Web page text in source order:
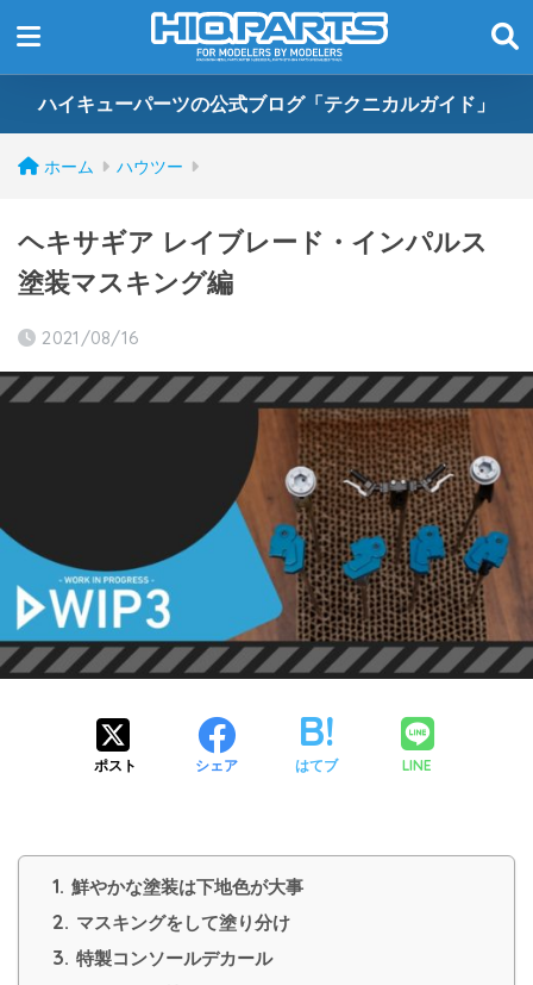
ハイキューパーツの公式ブログ「テクニカルガイド」
ホーム ハウツー
ヘキサギア レイブレード・インパルス
塗装マスキング編
2021/08/16
ポスト シェア はてブ LINE
1. 鮮やかな塗装は下地色が大事
2. マスキングをして塗り分け
3. 特製コンソールデカール